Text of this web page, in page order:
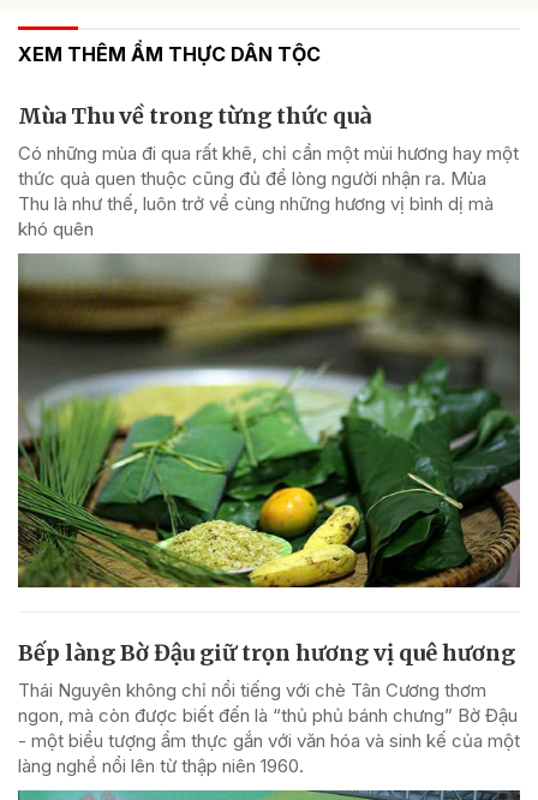
XEM THÊM ẨM THỰC DÂN TỘC
Mùa Thu về trong từng thức quà
Có những mùa đi qua rất khẽ, chỉ cần một mùi hương hay một
thức quà quen thuộc cũng đủ để lòng người nhận ra. Mùa
Thu là như thế, luôn trở về cùng những hương vị bình dị mà
khó quên
Bếp làng Bờ Đậu giữ trọn hương vị quê hương
Thái Nguyên không chỉ nổi tiếng với chè Tân Cương thơm
ngon, mà còn được biết đến là “thủ phủ bánh chưng” Bờ Đậu
- một biểu tượng ẩm thực gắn với văn hóa và sinh kế của một
làng nghề nổi lên từ thập niên 1960.